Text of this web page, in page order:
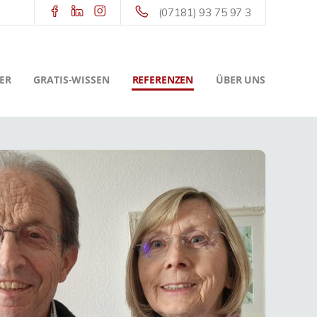
(07181) 93 75 97 3
GRATIS-WISSEN REFERENZEN ÜBER UNS